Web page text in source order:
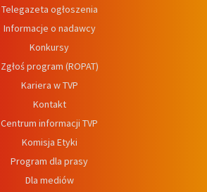
Telegazeta ogłoszenia
Informacje o nadawcy
Konkursy
Zgłoś program (ROPAT)
Kariera w TVP
Kontakt
Centrum informacji TVP
Komisja Etyki
Program dla prasy
Dla mediów